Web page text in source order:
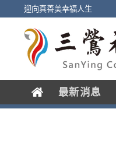
迎向真善美幸福人生
. 最新消息